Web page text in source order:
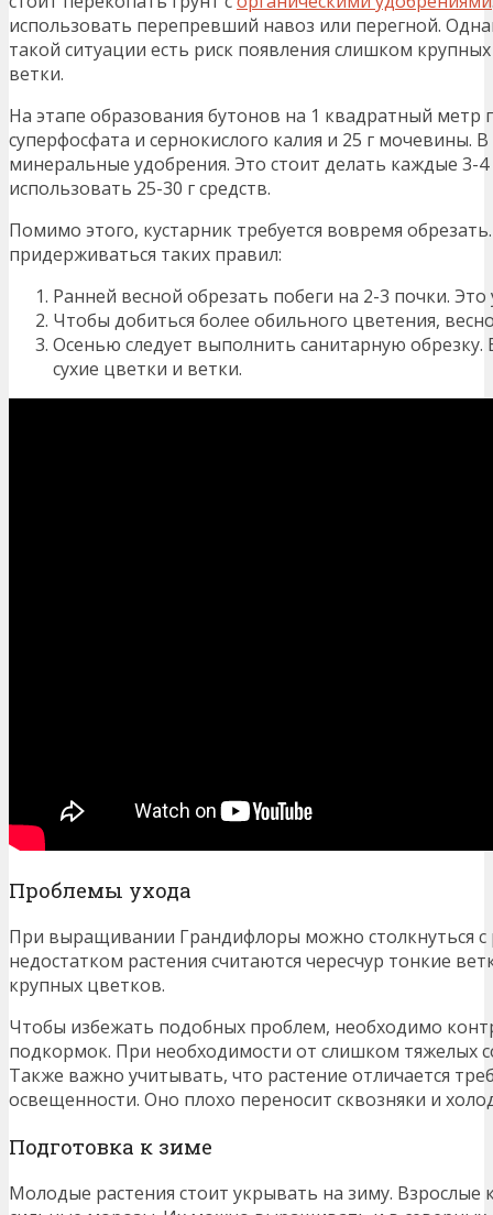
использовать перепревший навоз или перегной.
такой ситуации есть риск появления слишком
ветки.
На этапе образования бутонов на 1 квадратный метр
суперфосфата и сернокислого калия и 25 г мочевины.
минеральные удобрения. Это стоит делать каждые 3-
использовать 25-30 г средств.
Помимо этого, кустарник требуется вовремя
придерживаться таких правил:
Ранней весной обрезать побеги на 2-3 почки. Это
Чтобы добиться более обильного цветения,
Осенью следует выполнить санитарную
сухие цветки и ветки.
Проблемы ухода
При выращивании Грандифлоры можно столкнуться
недостатком растения считаются чересчур тонкие
крупных цветков.
Чтобы избежать подобных проблем, необходимо
подкормок. При необходимости от слишком тяжелых
Также важно учитывать, что растение отличается
освещенности. Оно плохо переносит сквозняки и
Подготовка к зиме
Молодые растения стоит укрывать на зиму. Взрослые